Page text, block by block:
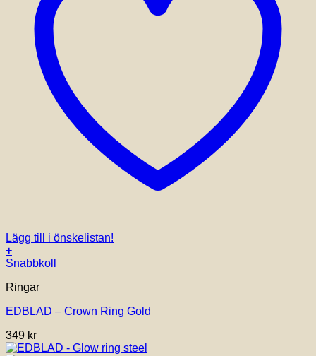
Lägg till i önskelistan!
+
Den
produkten
flera
De
olika
Snabbkoll
Ringar
EDBLAD – Crown Ring Gold
349 kr